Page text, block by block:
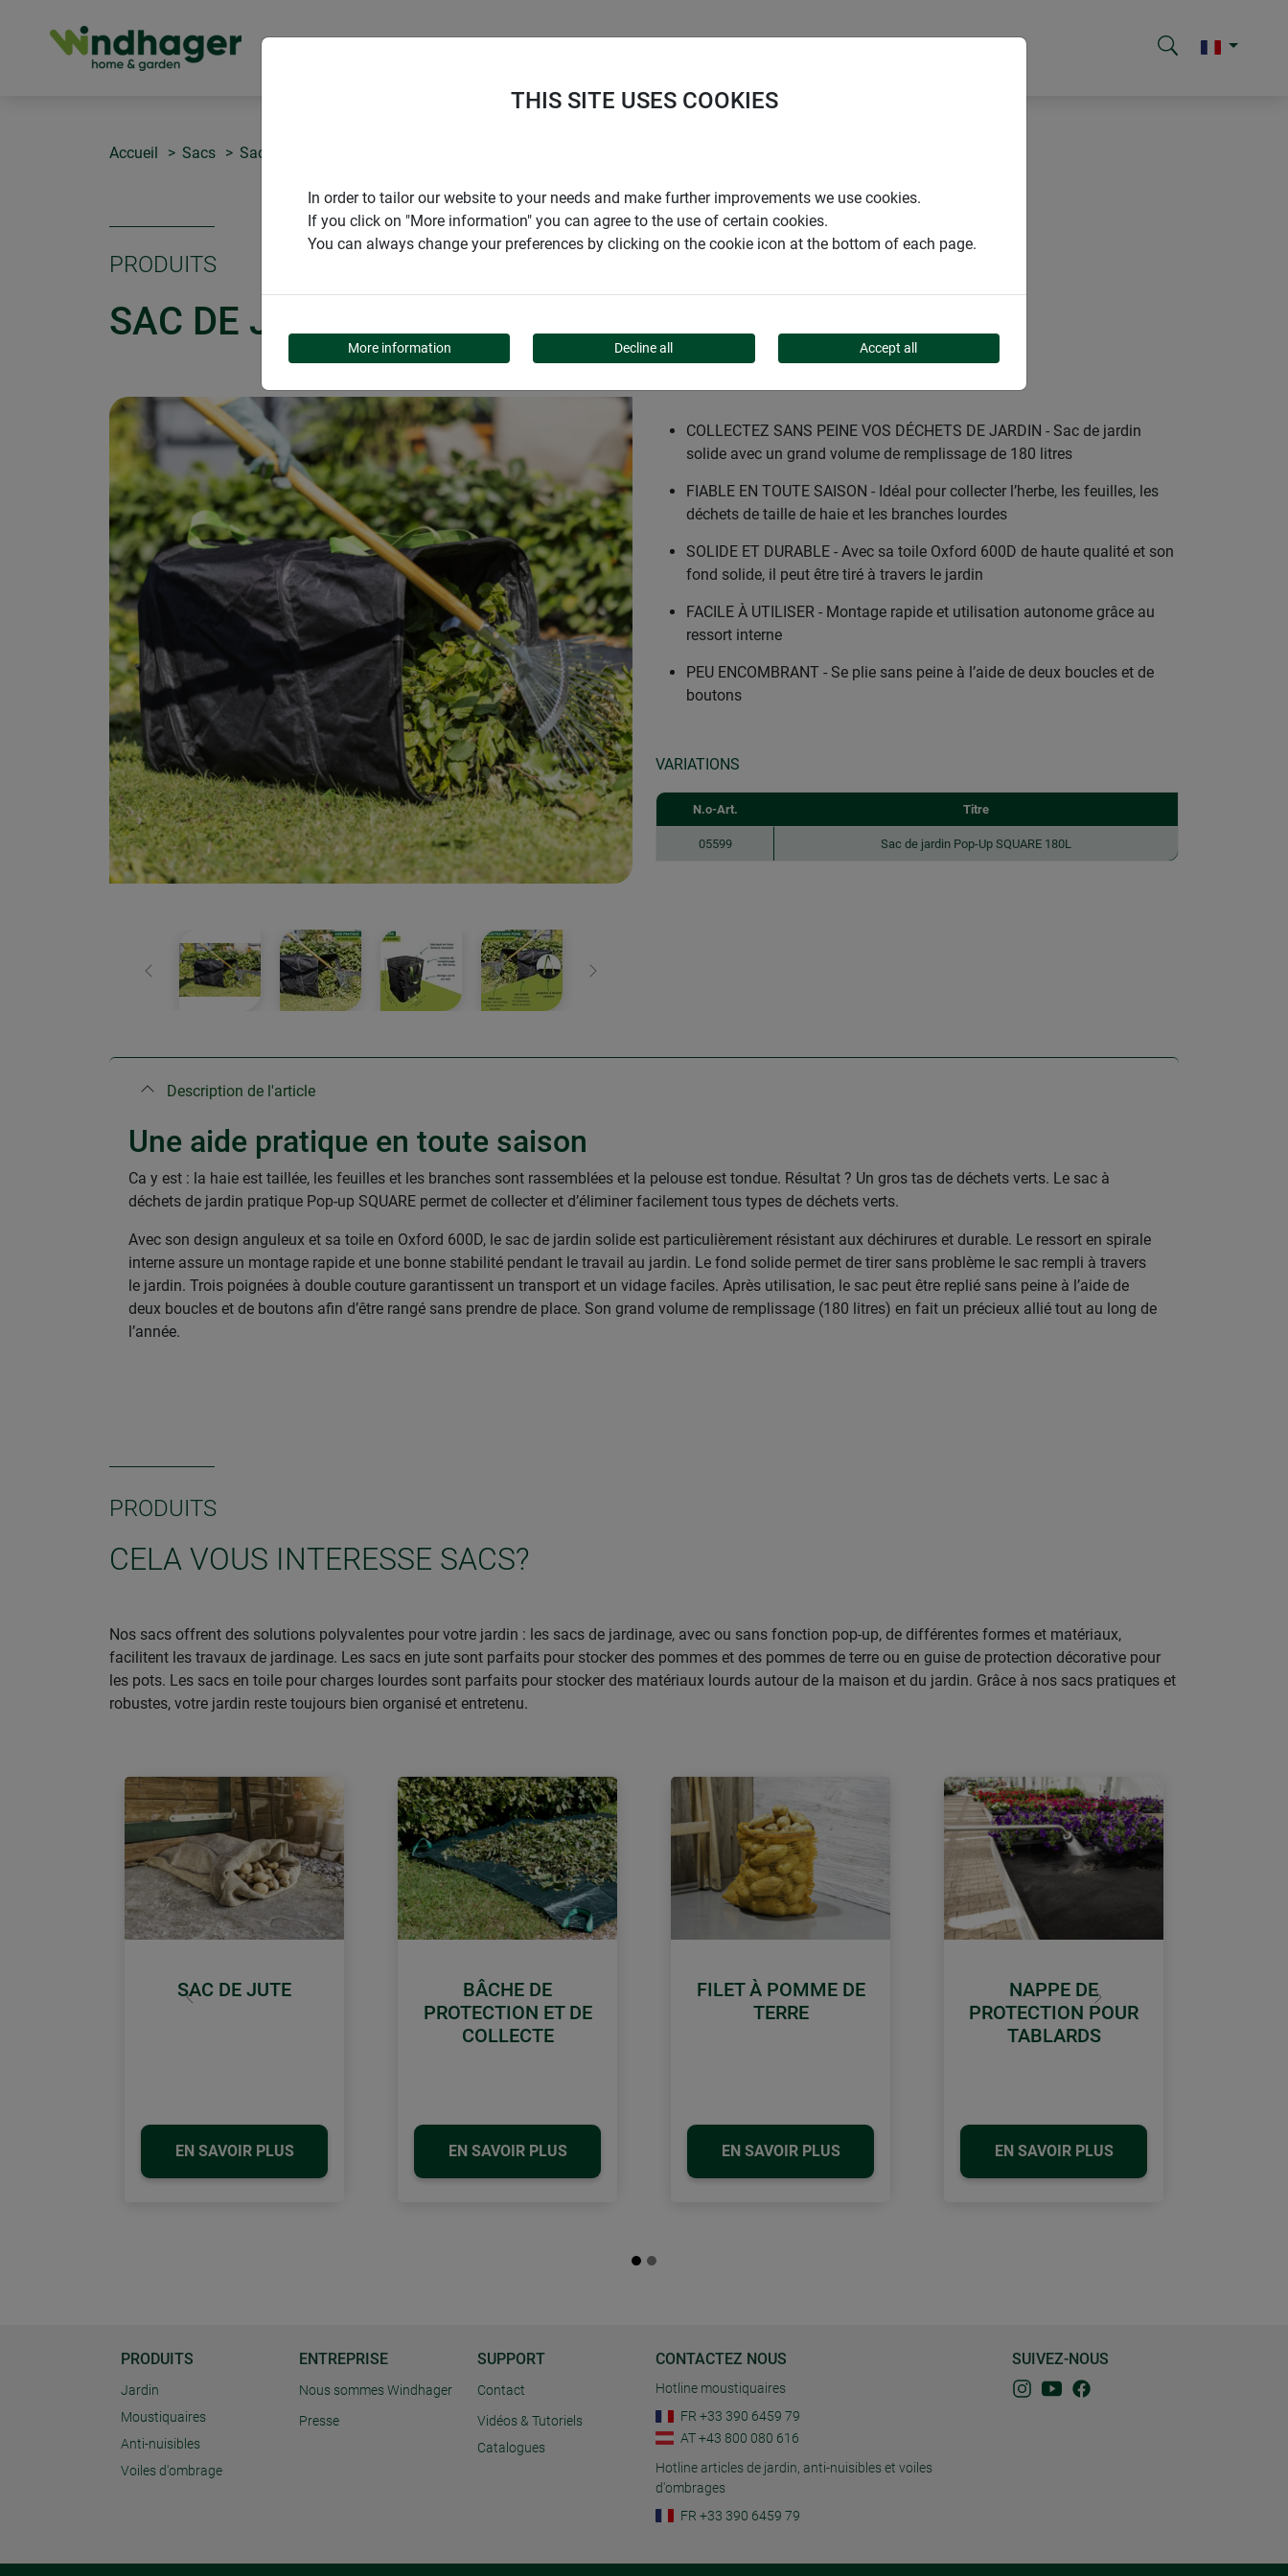
Accueil Sacs Sac de jardin Pop-Up SQUARE
PRODUITS
SAC DE JARDIN POP-UP SQUARE
retour Continuer
COLLECTEZ SANS PEINE VOS DÉCHETS DE JARDIN - Sac de jardin
solide avec un grand volume de remplissage de 180 litres
FIABLE EN TOUTE SAISON - Idéal pour collecter l’herbe, les feuilles, les
déchets de taille de haie et les branches lourdes
SOLIDE ET DURABLE - Avec sa toile Oxford 600D de haute qualité et son
fond solide, il peut être tiré à travers le jardin
FACILE À UTILISER - Montage rapide et utilisation autonome grâce au
ressort interne
PEU ENCOMBRANT - Se plie sans peine à l’aide de deux boucles et de
boutons
VARIATIONS
N.o-Art. Titre
05599 Sac de jardin Pop-Up SQUARE 180L
Description de l'article
Une aide pratique en toute saison
Ca y est : la haie est taillée, les feuilles et les branches sont rassemblées et la pelouse est tondue. Résultat ? Un gros tas de déchets verts. Le sac à
déchets de jardin pratique Pop-up SQUARE permet de collecter et d’éliminer facilement tous types de déchets verts.
Avec son design anguleux et sa toile en Oxford 600D, le sac de jardin solide est particulièrement résistant aux déchirures et durable. Le ressort en spirale
interne assure un montage rapide et une bonne stabilité pendant le travail au jardin. Le fond solide permet de tirer sans problème le sac rempli à travers
le jardin. Trois poignées à double couture garantissent un transport et un vidage faciles. Après utilisation, le sac peut être replié sans peine à l’aide de
deux boucles et de boutons afin d’être rangé sans prendre de place. Son grand volume de remplissage (180 litres) en fait un précieux allié tout au long de
l’année.
PRODUITS
CELA VOUS INTERESSE SACS?
Nos sacs offrent des solutions polyvalentes pour votre jardin : les sacs de jardinage, avec ou sans fonction pop-up, de différentes formes et matériaux,
facilitent les travaux de jardinage. Les sacs en jute sont parfaits pour stocker des pommes et des pommes de terre ou en guise de protection décorative pour
les pots. Les sacs en toile pour charges lourdes sont parfaits pour stocker des matériaux lourds autour de la maison et du jardin. Grâce à nos sacs pratiques et
robustes, votre jardin reste toujours bien organisé et entretenu.
SAC DE JUTE
EN SAVOIR PLUS
BÂCHE DE
PROTECTION ET DE
COLLECTE
EN SAVOIR PLUS
FILET À POMME DE
TERRE
EN SAVOIR PLUS
NAPPE DE
PROTECTION POUR
TABLARDS
EN SAVOIR PLUS
retour Continuer
PRODUITS
Jardin
Moustiquaires
Anti-nuisibles
Voiles d'ombrage
ENTREPRISE
Nous sommes Windhager
Presse
SUPPORT
Contact
Vidéos & Tutoriels
Catalogues
CONTACTEZ NOUS
Hotline moustiquaires
FR +33 390 6459 79
AT +43 800 080 616
Hotline articles de jardin, anti-nuisibles et voiles
d'ombrages
FR +33 390 6459 79
SUIVEZ-NOUS
THIS SITE USES COOKIES
In order to tailor our website to your needs and make further improvements we use cookies.
If you click on "More information" you can agree to the use of certain cookies.
You can always change your preferences by clicking on the cookie icon at the bottom of each page.
More information Decline all Accept all